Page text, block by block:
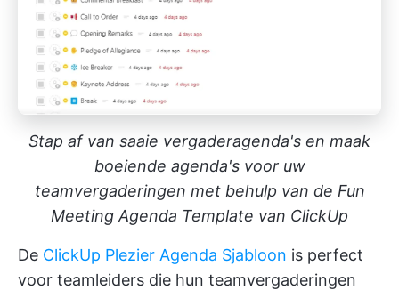
Stap af van saaie vergaderagenda's en maak
boeiende agenda's voor uw
teamvergaderingen met behulp van de Fun
Meeting Agenda Template van ClickUp
De ClickUp Plezier Agenda Sjabloon is perfect
voor teamleiders die hun teamvergaderingen